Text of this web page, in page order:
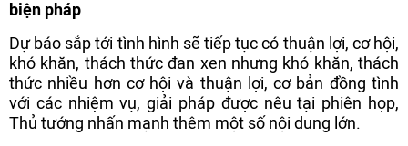
biện pháp
Dự báo sắp tới tình hình sẽ tiếp tục có thuận lợi, cơ hội,
khó khăn, thách thức đan xen nhưng khó khăn, thách
thức nhiều hơn cơ hội và thuận lợi, cơ bản đồng tình
với các nhiệm vụ, giải pháp được nêu tại phiên họp,
Thủ tướng nhấn mạnh thêm một số nội dung lớn.